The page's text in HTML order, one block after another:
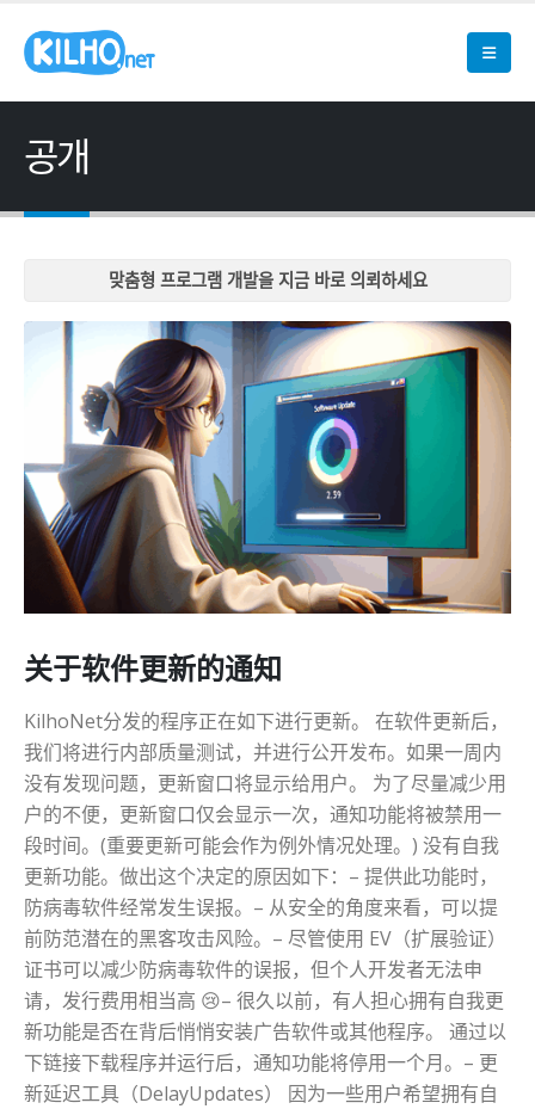
공개
맞춤형 프로그램 개발을 지금 바로 의뢰하세요
맞춤형 프로그램 개발을 지금 바로 의뢰하세요
맞춤형 프로그램 개발을 지금 바로 의뢰하세요
맞춤형 프로그램 개발을 지금 바로 의뢰하세요
关于软件更新的通知
KilhoNet分发的程序正在如下进行更新。 在软件更新后，
我们将进行内部质量测试，并进行公开发布。如果一周内
没有发现问题，更新窗口将显示给用户。 为了尽量减少用
户的不便，更新窗口仅会显示一次，通知功能将被禁用一
段时间。(重要更新可能会作为例外情况处理。) 没有自我
更新功能。做出这个决定的原因如下：– 提供此功能时，
防病毒软件经常发生误报。– 从安全的角度来看，可以提
前防范潜在的黑客攻击风险。– 尽管使用 EV（扩展验证）
证书可以减少防病毒软件的误报，但个人开发者无法申
请，发行费用相当高 😢– 很久以前，有人担心拥有自我更
新功能是否在背后悄悄安装广告软件或其他程序。 通过以
下链接下载程序并运行后，通知功能将停用一个月。– 更
新延迟工具（DelayUpdates） 因为一些用户希望拥有自